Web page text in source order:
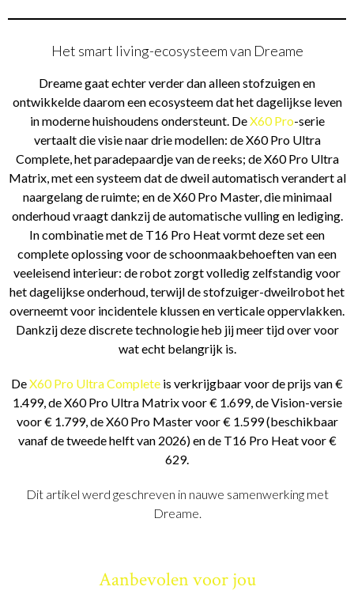
Het smart living-ecosysteem van Dreame
Dreame gaat echter verder dan alleen stofzuigen en
ontwikkelde daarom een ecosysteem dat het dagelijkse leven
in moderne huishoudens ondersteunt. DeX60 Pro-serie
vertaalt die visie naar drie modellen: de X60 Pro Ultra
Complete, het paradepaardje van de reeks; de X60 Pro Ultra
Matrix, met een systeem dat de dweil automatisch verandert al
naargelang de ruimte; en de X60 Pro Master, die minimaal
onderhoud vraagt dankzij de automatische vulling en lediging.
In combinatie met de T16 Pro Heat vormt deze set een
complete oplossing voor de schoonmaakbehoeften van een
veeleisend interieur: de robot zorgt volledig zelfstandig voor
het dagelijkse onderhoud, terwijl de stofzuiger-dweilrobot het
overneemt voor incidentele klussen en verticale oppervlakken.
Dankzij deze discrete technologie heb jij meer tijd over voor
wat echt belangrijk is.
DeX60 Pro Ultra Complete is verkrijgbaar voor de prijs van €
1.499, de X60 Pro Ultra Matrix voor € 1.699, de Vision-versie
voor € 1.799, de X60 Pro Master voor € 1.599 (beschikbaar
vanaf de tweede helft van 2026) en de T16 Pro Heat voor €
629.
Dit artikel werd geschreven in nauwe samenwerking met
Dreame.
Aanbevolen voor jou